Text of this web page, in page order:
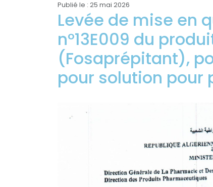
Publié le : 25 mai 2026
Levée de mise en
n°13E009 du
(Fosaprépitant),
pour solution pour